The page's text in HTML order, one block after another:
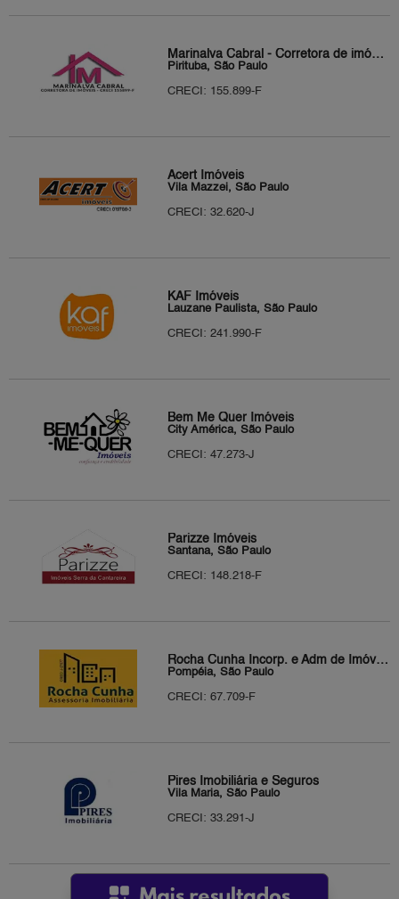
Marinalva Cabral - Corretora de imóveis
Pirituba, São Paulo
CRECI: 155.899-F
Acert Imóveis
Vila Mazzei, São Paulo
CRECI: 32.620-J
KAF Imóveis
Lauzane Paulista, São Paulo
CRECI: 241.990-F
Bem Me Quer Imóveis
City América, São Paulo
CRECI: 47.273-J
Parizze Imóveis
Santana, São Paulo
CRECI: 148.218-F
Rocha Cunha Incorp. e Adm de Imóveis
Pompéia, São Paulo
CRECI: 67.709-F
Pires Imobiliária e Seguros
Vila Maria, São Paulo
CRECI: 33.291-J